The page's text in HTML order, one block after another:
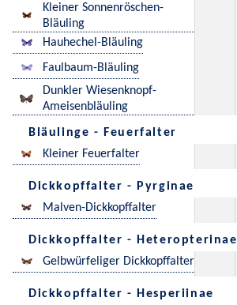
Kleiner Sonnenröschen-
Bläuling
Hauhechel-Bläuling
Faulbaum-Bläuling
Dunkler Wiesenknopf-
Ameisenbläuling
Bläulinge - Feuerfalter
Kleiner Feuerfalter
Dickkopffalter - Pyrginae
Malven-Dickkopffalter
Dickkopffalter - Heteropterinae
Gelbwürfeliger Dickkopffalter
Dickkopffalter - Hesperiinae